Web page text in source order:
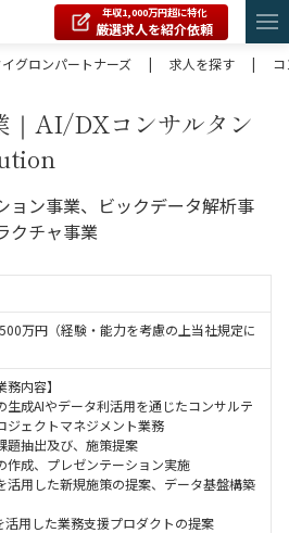
年収1,000万円超に特化
厳選求人を紹介依頼
グロンパートナーズ
| 求人を探す |
｜AI/DXコンサルタン
ョン事業、ビックデータ解析事
クチャ事業
万円（経験・能力を考慮の上当社規定に
務内容】
生成AIやデータ利活用を通じたコンサルテ
ジェクトマネジメント業務
題抽出及び、施策提案
作成、プレゼンテーション実施
活用した新規施策の提案、データ基盤構築
用した業務支援プロダクトの提案